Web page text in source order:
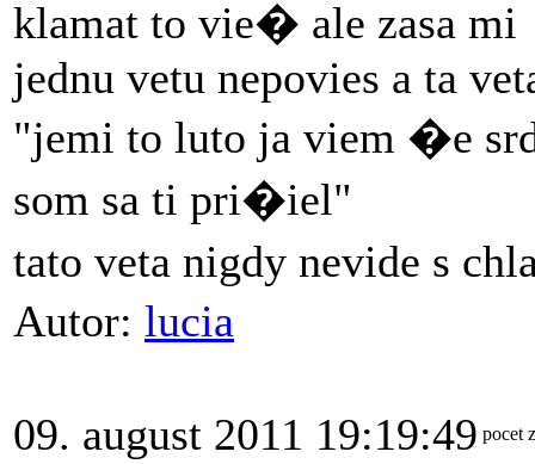
klamat to vie� ale zasa mi
jednu vetu nepovies a ta
"jemi to luto ja viem �e
som sa ti pri�iel"
tato veta nigdy nevide s
Autor: lucia
09. august 2011 19:19:49 pocet